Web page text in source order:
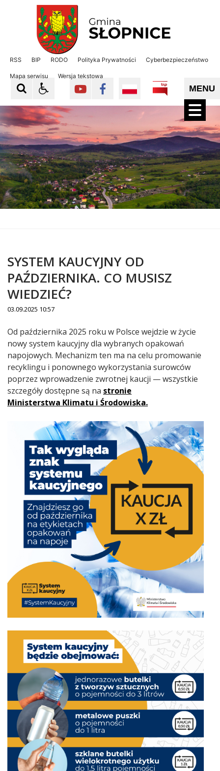
Gmina Słopnice
RSS BIP RODO Polityka Prywatności Cyberbezpieczeństwo
Mapa serwisu Wersja tekstowa
MENU
SYSTEM KAUCYJNY OD
PAŹDZIERNIKA. CO MUSISZ
WIEDZIEĆ?
03.09.2025 10:57
Treść
Od października 2025 roku w Polsce wejdzie w życie
nowy system kaucyjny dla wybranych opakowań
napojowych. Mechanizm ten ma na celu promowanie
recyklingu i ponownego wykorzystania surowców
poprzez wprowadzenie zwrotnej kaucji — wszystkie
szczegóły dostępne są na stronie
Ministerstwa Klimatu i Środowiska.